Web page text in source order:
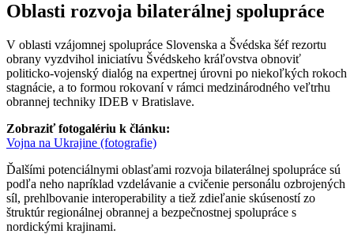
Oblasti rozvoja bilaterálnej spolupráce
V oblasti vzájomnej spolupráce Slovenska a Švédska šéf rezortu
obrany vyzdvihol iniciatívu Švédskeho kráľovstva obnoviť
politicko-vojenský dialóg na expertnej úrovni po niekoľkých rokoch
stagnácie, a to formou rokovaní v rámci medzinárodného veľtrhu
obrannej techniky IDEB v Bratislave.
Zobraziť fotogalériu k článku:
Vojna na Ukrajine (fotografie)
Ďalšími potenciálnymi oblasťami rozvoja bilaterálnej spolupráce sú
podľa neho napríklad vzdelávanie a cvičenie personálu ozbrojených
síl, prehlbovanie interoperability a tiež zdieľanie skúseností zo
štruktúr regionálnej obrannej a bezpečnostnej spolupráce s
nordickými krajinami.